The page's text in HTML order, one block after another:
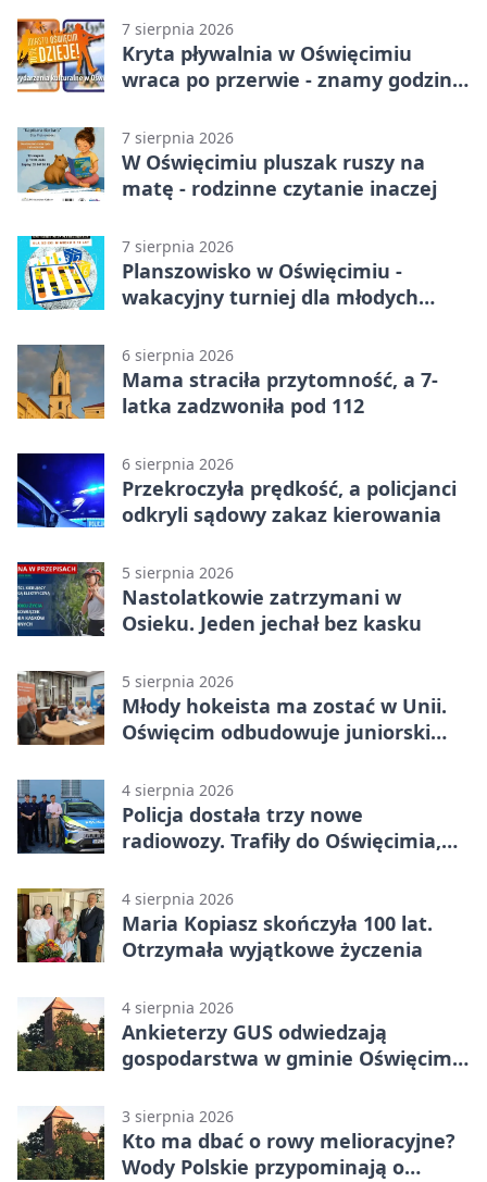
7 sierpnia 2026
Kryta pływalnia w Oświęcimiu
wraca po przerwie - znamy godziny
7 sierpnia 2026
W Oświęcimiu pluszak ruszy na
matę - rodzinne czytanie inaczej
7 sierpnia 2026
Planszowisko w Oświęcimiu -
wakacyjny turniej dla młodych
6 sierpnia 2026
Mama straciła przytomność, a 7-
latka zadzwoniła pod 112
6 sierpnia 2026
Przekroczyła prędkość, a policjanci
odkryli sądowy zakaz kierowania
5 sierpnia 2026
Nastolatkowie zatrzymani w
Osieku. Jeden jechał bez kasku
5 sierpnia 2026
Młody hokeista ma zostać w Unii.
Oświęcim odbudowuje juniorski
4 sierpnia 2026
Policja dostała trzy nowe
radiowozy. Trafiły do Oświęcimia,
4 sierpnia 2026
Maria Kopiasz skończyła 100 lat.
Otrzymała wyjątkowe życzenia
4 sierpnia 2026
Ankieterzy GUS odwiedzają
gospodarstwa w gminie Oświęcim.
3 sierpnia 2026
Kto ma dbać o rowy melioracyjne?
Wody Polskie przypominają o